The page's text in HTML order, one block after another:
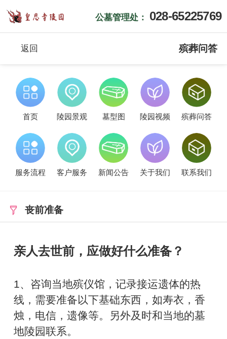
公墓管理处： 028-65225769
返回 殡葬问答
首页 陵园景观 墓型图 陵园视频 殡葬问答
服务流程 客户服务 新闻公告 关于我们 联系我们
丧前准备
亲人去世前，应做好什么准备？
1、咨询当地殡仪馆，记录接运遗体的热
线，需要准备以下基础东西，如寿衣，香
烛，电信，遗像等。另外及时和当地的墓
地陵园联系。